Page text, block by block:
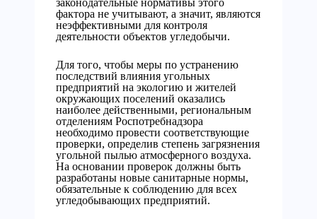
законодательные нормативы этого
фактора не учитывают, а значит, являются
неэффективными для контроля
деятельности объектов угледобычи.
Для того, чтобы меры по устранению
последствий влияния угольных
предприятий на экологию и жителей
окружающих поселений оказались
наиболее действенными, региональным
отделениям Роспотребнадзора
необходимо провести соответствующие
проверки, определив степень загрязнения
угольной пылью атмосферного воздуха.
На основании проверок должны быть
разработаны новые санитарные нормы,
обязательные к соблюдению для всех
угледобывающих предприятий.